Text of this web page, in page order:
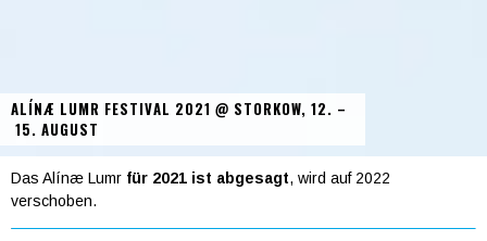
ALÍNÆ LUMR FESTIVAL 2021 @ STORKOW, 12. –
15. AUGUST
Das Alínæ Lumr für 2021 ist abgesagt, wird auf 2022
verschoben.